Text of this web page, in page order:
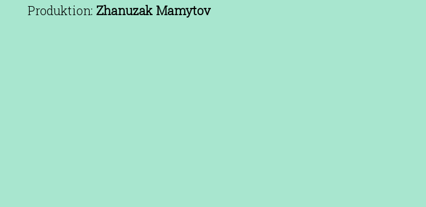
Produktion: Zhanuzak Mamytov